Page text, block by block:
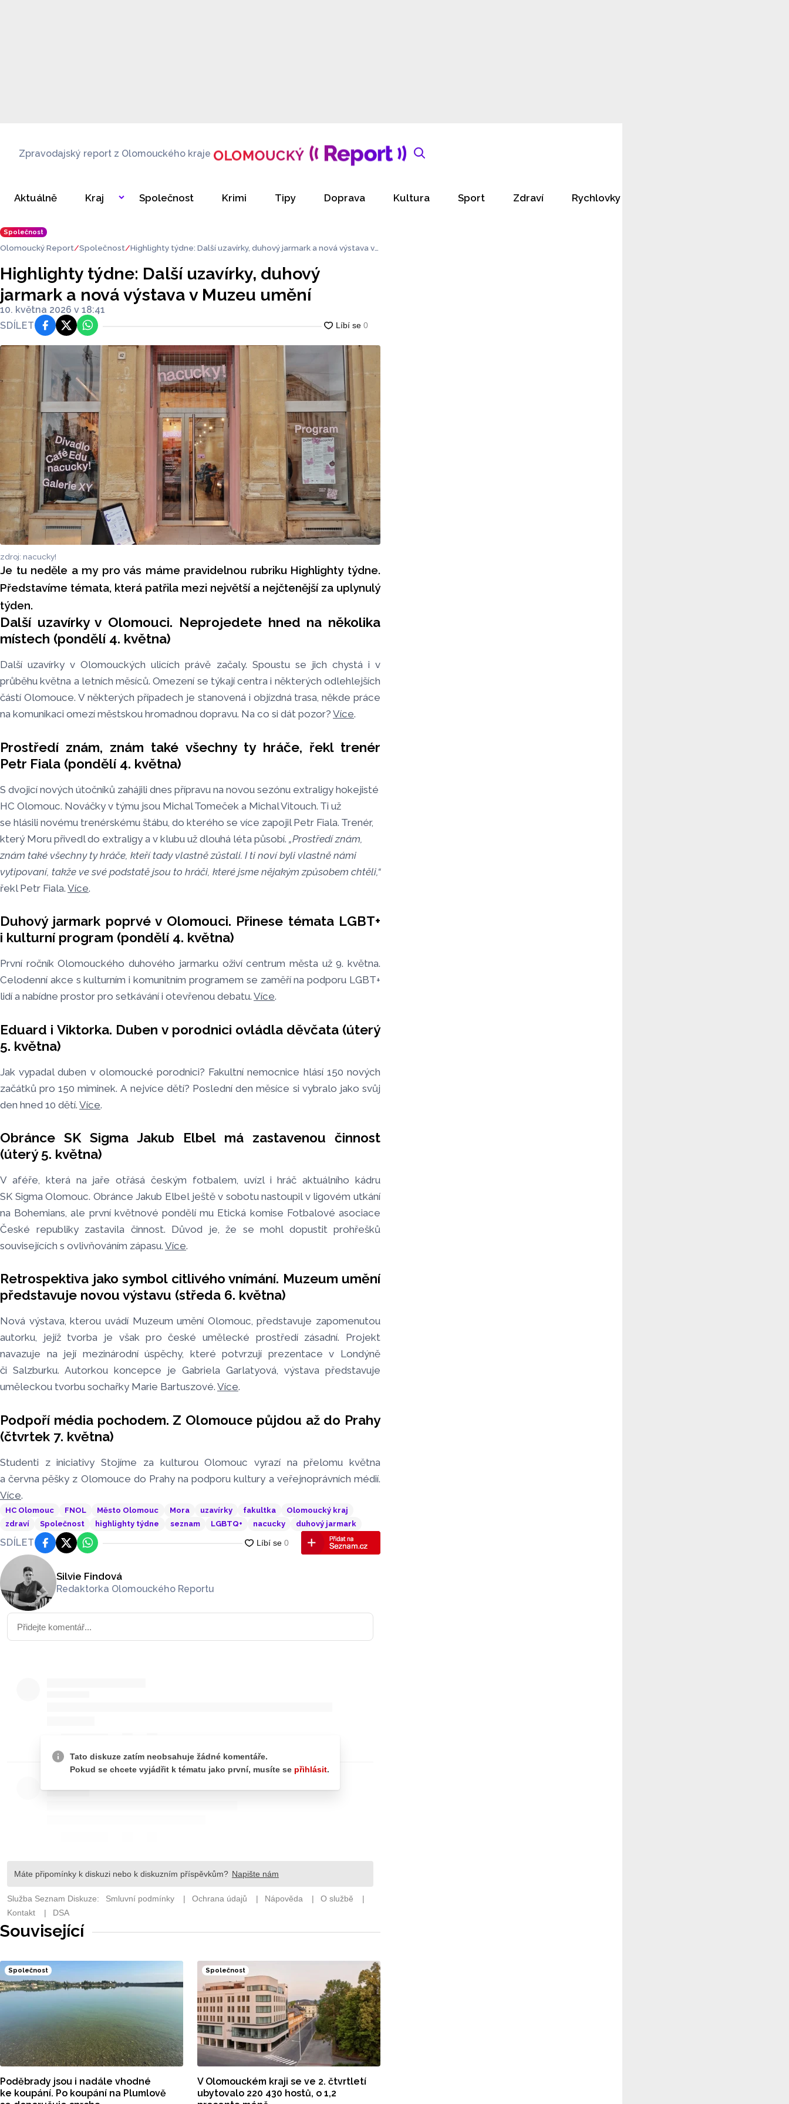
Zpravodajský report z Olomouckého kraje
Aktuálně Kraj Společnost Krimi Tipy Doprava Kultura Sport Zdraví Rychlovky
Společnost
Olomoucký Report Společnost
Highlighty týdne: Další uzavírky, duhový jarmark a nová výstava v
Highlighty týdne: Další uzavírky, duhový
jarmark a nová výstava v Muzeu umění
10. května 2026 v 18:41
SDÍLET
FacebookPlatforma X
WhatsApp
zdroj: nacucky!
Je tu neděle a my pro vás máme pravidelnou rubriku Highlighty týdne.
Představíme témata, která patřila mezi největší a nejčtenější za uplynulý
týden.
Další uzavírky v Olomouci. Neprojedete hned na několika
místech (pondělí 4. května)
Další uzavírky v Olomouckých ulicích právě začaly. Spoustu se jich chystá i v
průběhu května a letních měsíců. Omezení se týkají centra i některých odlehlejších
částí Olomouce. V některých případech je stanovená i objízdná trasa, někde práce
na komunikaci omezí městskou hromadnou dopravu. Na co si dát pozor? Více.
Prostředí znám, znám také všechny ty hráče, řekl trenér
Petr Fiala (pondělí 4. května)
S dvojicí nových útočníků zahájili dnes přípravu na novou sezónu extraligy hokejisté
HC Olomouc. Nováčky v týmu jsou Michal Tomeček a Michal Vitouch. Ti už
se hlásili novému trenérskému štábu, do kterého se více zapojil Petr Fiala. Trenér,
který Moru přivedl do extraligy a v klubu už dlouhá léta působí. „Prostředí znám,
znám také všechny ty hráče, kteří tady vlastně zůstali. I ti noví byli vlastně námi
vytipovaní, takže ve své podstatě jsou to hráči, které jsme nějakým způsobem chtěli,“
řekl Petr Fiala. Více.
Duhový jarmark poprvé v Olomouci. Přinese témata LGBT+
i kulturní program (pondělí 4. května)
První ročník Olomouckého duhového jarmarku oživí centrum města už 9. května.
Celodenní akce s kulturním i komunitním programem se zaměří na podporu LGBT+
lidí a nabídne prostor pro setkávání i otevřenou debatu. Více.
Eduard i Viktorka. Duben v porodnici ovládla děvčata (úterý
5. května)
Jak vypadal duben v olomoucké porodnici? Fakultní nemocnice hlásí 150 nových
začátků pro 150 miminek. A nejvíce dětí? Poslední den měsíce si vybralo jako svůj
den hned 10 dětí. Více.
Obránce SK Sigma Jakub Elbel má zastavenou činnost
(úterý 5. května)
V aféře, která na jaře otřásá českým fotbalem, uvízl i hráč aktuálního kádru
SK Sigma Olomouc. Obránce Jakub Elbel ještě v sobotu nastoupil v ligovém utkání
na Bohemians, ale první květnové pondělí mu Etická komise Fotbalové asociace
České republiky zastavila činnost. Důvod je, že se mohl dopustit prohřešků
souvisejících s ovlivňováním zápasu. Více.
Retrospektiva jako symbol citlivého vnímání. Muzeum umění
představuje novou výstavu (středa 6. května)
Nová výstava, kterou uvádí Muzeum umění Olomouc, představuje zapomenutou
autorku, jejíž tvorba je však pro české umělecké prostředí zásadní. Projekt
navazuje na její mezinárodní úspěchy, které potvrzují prezentace v Londýně
či Salzburku. Autorkou koncepce je Gabriela Garlatyová, výstava představuje
uměleckou tvorbu sochařky Marie Bartuszové. Více.
Podpoří média pochodem. Z Olomouce půjdou až do Prahy
(čtvrtek 7. května)
Studenti z iniciativy Stojíme za kulturou Olomouc vyrazí na přelomu května
a června pěšky z Olomouce do Prahy na podporu kultury a veřejnoprávních médií.
Více.
HC Olomouc FNOL Město Olomouc Mora uzavírky fakultka
Olomoucký kraj
zdraví
Společnost highlighty týdne seznam LGBTQ+ nacucky duhový jarmark
SDÍLET FacebookPlatforma X
WhatsApp
Silvie Findová
Redaktorka Olomouckého Reportu
Související
Společnost
Poděbrady jsou i nadále vhodné
ke koupání. Po koupání na Plumlově
Společnost
V Olomouckém kraji se ve 2. čtvrtletí
ubytovalo 220 430 hostů, o 1,2